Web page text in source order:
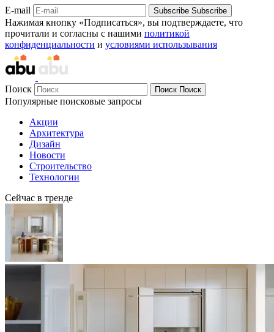
E-mail Subscribe Subscribe
Нажимая кнопку «Подписаться», вы подтверждаете, что
прочитали и согласны с нашими политикой
конфиденциальности и условиями использывания
Поиск Поиск Поиск
Популярные поисковые запросы
Акции
Архитектура
Дизайн
Новости
Строительство
Технологии
Сейчас в тренде